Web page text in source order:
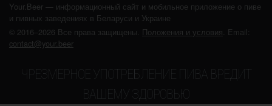
Your.Beer — информационный сайт и мобильное приложение о пиве
и пивных заведениях в Беларуси и Украине
© 2016–2026 Все права защищены. Положения и условия. Email:
contact@your.beer
ЧРЕЗМЕРНОЕ УПОТРЕБЛЕНИЕ ПИВА ВРЕДИТ
ВАШЕМУ ЗДОРОВЬЮ